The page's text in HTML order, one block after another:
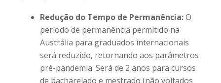
Redução do Tempo de Permanência:O
período de permanência permitido na
Austrália para graduados internacionais
será reduzido, retornando aos parâmetros
pré-pandemia. Será de 2 anos para cursos
de bacharelado e mestrado (não voltados